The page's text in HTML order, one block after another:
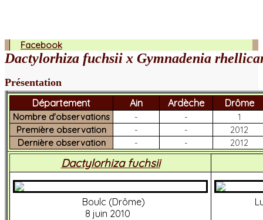
Facebook
Dactylorhiza fuchsii x Gymnadenia
Présentation
Département
Ain Ardèche Drôme
Nombre d'observations - -
1
Première observation
- -
2012
Dernière observation
- - 2012
Dactylorhiza fuchsii
Boulc (Drôme)
8 juin 2010